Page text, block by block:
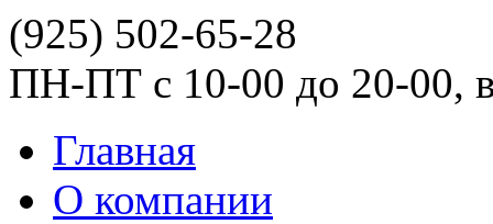
(925) 502-65-28
ПН-ПТ с 10-00 до 20-00,
Главная
О компании